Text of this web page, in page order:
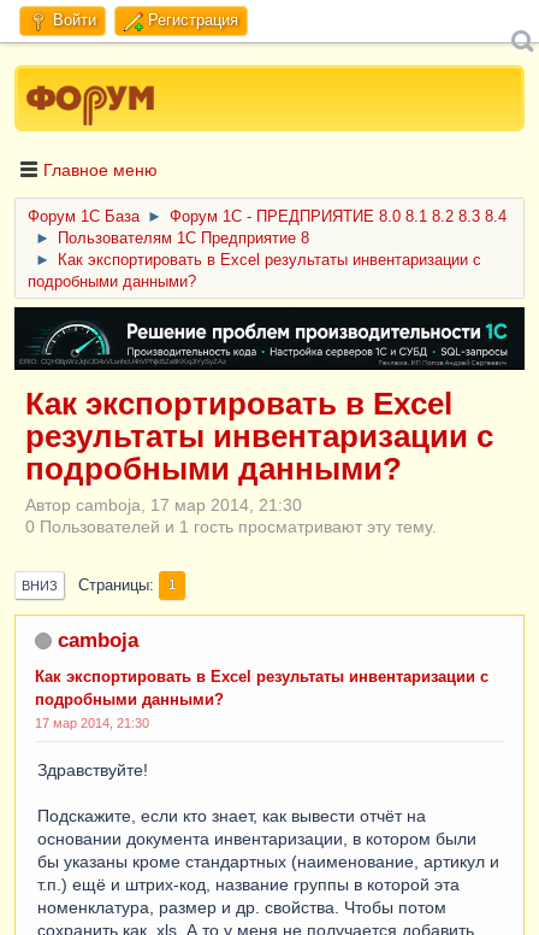
Войти Регистрация
Главное меню
Форум 1C База ►
Форум 1С - ПРЕДПРИЯТИЕ 8.0 8.1 8.2 8.3 8.4
►
Пользователям 1С Предприятие 8
►
Как экспортировать в Excel результаты инвентаризации с
подробными данными?
ERID: CQH36pWzJqVJD4xVLsnhcU4hVPNjkBZe8KKxjJiYySyZAz
Как экспортировать в Excel
результаты инвентаризации с
подробными данными?
Автор camboja, 17 мар 2014, 21:30
0 Пользователей и 1 гость просматривают эту тему.
ВНИЗ Страницы 1
camboja
Как экспортировать в Excel результаты инвентаризации с
подробными данными?
17 мар 2014, 21:30
Здравствуйте!
Подскажите, если кто знает, как вывести отчёт на
основании документа инвентаризации, в котором были
бы указаны кроме стандартных (наименование, артикул и
т.п.) ещё и штрих-код, название группы в которой эта
номенклатура, размер и др. свойства. Чтобы потом
сохранить как .xls. А то у меня не получается добавить